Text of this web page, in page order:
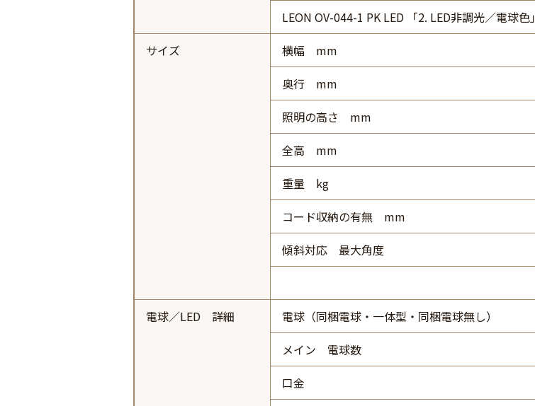
LEON OV-044-1 PK LED 「2. LED非調光／電球色」
サイズ
横幅 mm
奥行 mm
照明の高さ mm
全高 mm
重量 kg
コード収納の有無 mm
傾斜対応 最大角度
電球／LED 詳細 電球（同梱電球・一体型・同梱電球無し）
メイン 電球数
口金